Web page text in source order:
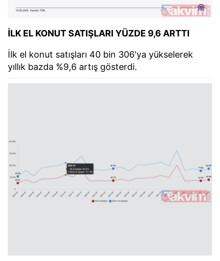
İLK EL KONUT SATIŞLARI YÜZDE 9,6 ARTTI
İlk el konut satışları 40 bin 306'ya yükselerek
yıllık bazda %9,6 artış gösterdi.